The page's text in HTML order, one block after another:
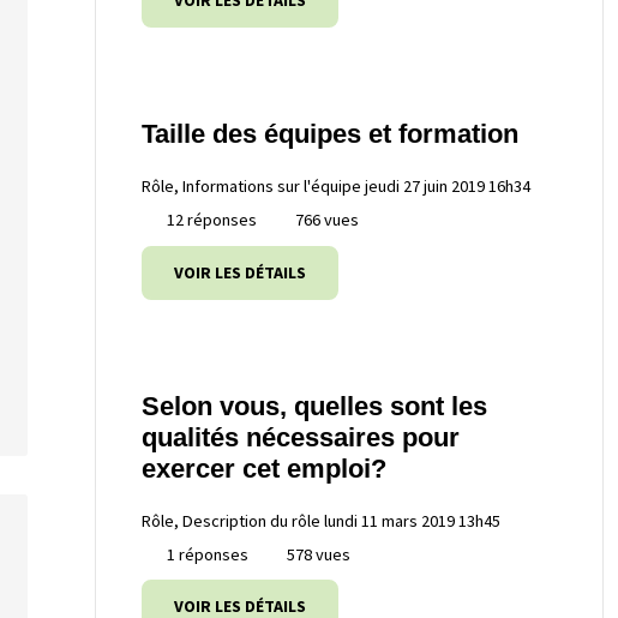
Taille des équipes et formation
Rôle, Informations sur l'équipe jeudi 27 juin 2019 16h34
12 réponses
766 vues
VOIR LES DÉTAILS
Selon vous, quelles sont les
qualités nécessaires pour
exercer cet emploi?
Rôle, Description du rôle lundi 11 mars 2019 13h45
1 réponses
578 vues
VOIR LES DÉTAILS